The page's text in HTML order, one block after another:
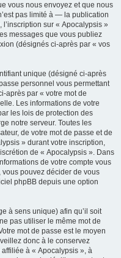
vous nous envoyez et que nous
pas limité à — la publication
sur « Apocalypsis »
messages que vous publiez
(désignés ci-après par « vos
unique (désigné ci-après
personnel vous permettant
après par « votre mot de
Les informations de votre
les lois de protection des
notre serveur. Toutes les
de votre mot de passe et de
» durant votre inscription,
de « Apocalypsis ». Dans
de votre compte vous
pouvez décider de vous
phpBB depuis une option
à sens unique) afin qu’il soit
pas utiliser le même mot de
mot de passe est le moyen
donc à le conservez
à « Apocalypsis », à